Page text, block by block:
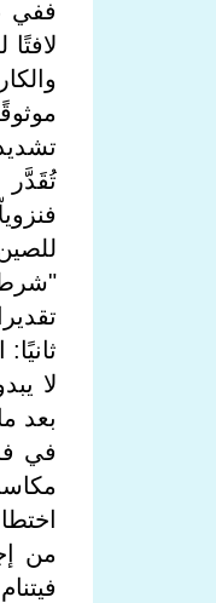
لا
بعد
في